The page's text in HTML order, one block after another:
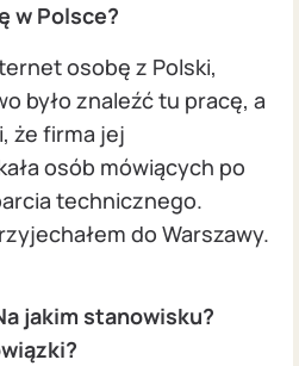
w Polsce?
osobę z Polski,
było znaleźć tu pracę, a
że firma jej
osób mówiących po
technicznego.
do Warszawy.
jakim stanowisku?